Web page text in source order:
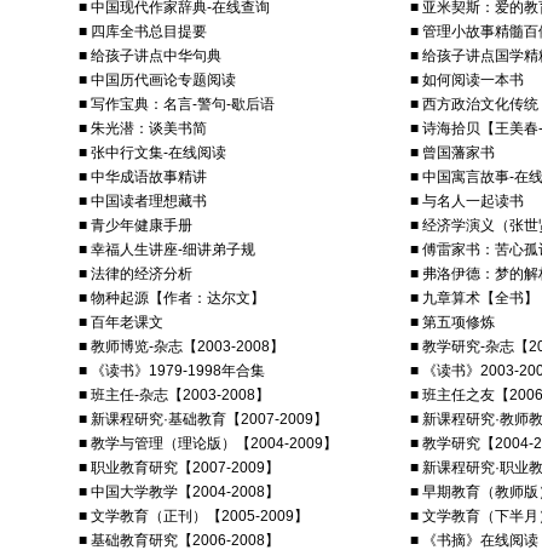
■ 中国现代作家辞典-在线查询
■ 亚米契斯：爱的教
■ 四库全书总目提要
■ 管理小故事精髓百
■ 给孩子讲点中华句典
■ 给孩子讲点国学精
■ 中国历代画论专题阅读
■ 如何阅读一本书
■ 写作宝典：名言-警句-歇后语
■ 西方政治文化传
■ 朱光潜：谈美书简
■ 诗海拾贝【王美春
■ 张中行文集-在线阅读
■ 曾国藩家书
■ 中华成语故事精讲
■ 中国寓言故事-在
■ 中国读者理想藏书
■ 与名人一起读书
■ 青少年健康手册
■ 经济学演义（张世
■ 幸福人生讲座-细讲弟子规
■ 傅雷家书：苦心
■ 法律的经济分析
■ 弗洛伊德：梦的解
■ 物种起源【作者：达尔文】
■ 九章算术【全书】
■ 百年老课文
■ 第五项修炼
■ 教师博览-杂志【2003-2008】
■ 教学研究-杂志【
■ 《读书》1979-1998年合集
■ 《读书》2003-
■ 班主任-杂志【2003-2008】
■ 班主任之友【
■ 新课程研究·基础教育【2007-2009】
■ 新课程研究·教师
■ 教学与管理（理论版）【2004-2009】
■ 教学研究【2004-
■ 职业教育研究【2007-2009】
■ 新课程研究·职业
■ 中国大学教学【2004-2008】
■ 早期教育（教师
■ 文学教育（正刊）【2005-2009】
■ 文学教育（下半
■ 基础教育研究【2006-2008】
■ 《书摘》在线阅